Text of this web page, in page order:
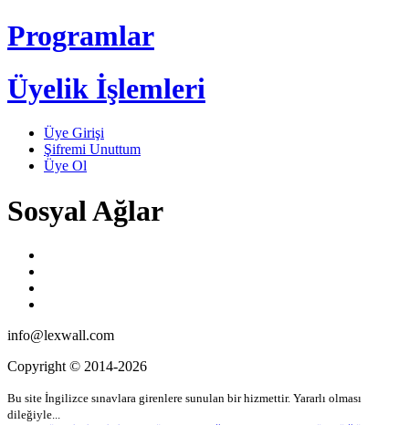
Programlar
Üyelik İşlemleri
Üye Girişi
Şifremi Unuttum
Üye Ol
Sosyal Ağlar
info@lexwall.com
Copyright © 2014-2026
Bu site İngilizce sınavlara girenlere sunulan bir hizmettir. Yararlı olması
dileğiyle...